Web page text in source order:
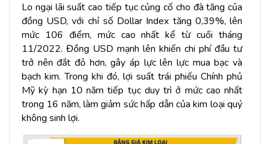
Lo ngại lãi suất cao tiếp tục củng cố cho đà tăng của
đồng USD, với chỉ số Dollar Index tăng 0,39%, lên
mức 106 điểm, mức cao nhất kể từ cuối tháng
11/2022. Đồng USD mạnh lên khiến chi phí đầu tư
trở nên đắt đỏ hơn, gây áp lực lên lực mua bạc và
bạch kim. Trong khi đó, lợi suất trái phiếu Chính phủ
Mỹ kỳ hạn 10 năm tiếp tục duy trì ở mức cao nhất
trong 16 năm, làm giảm sức hấp dẫn của kim loại quý
không sinh lợi.